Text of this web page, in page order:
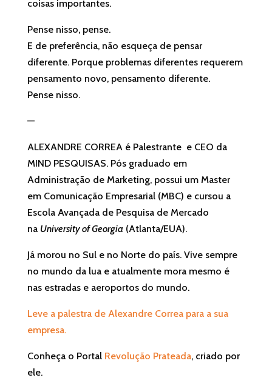
coisas importantes.
Pense nisso, pense.
E de preferência, não esqueça de pensar
diferente. Porque problemas diferentes requerem
pensamento novo, pensamento diferente.
Pense nisso.
—
ALEXANDRE CORREA é Palestrante e CEO da
MIND PESQUISAS. Pós graduado em
Administração de Marketing, possui um Master
em Comunicação Empresarial (MBC) e cursou a
Escola Avançada de Pesquisa de Mercado
na University of Georgia (Atlanta/EUA).
Já morou no Sul e no Norte do país. Vive sempre
no mundo da lua e atualmente mora mesmo é
nas estradas e aeroportos do mundo.
Leve a palestra de Alexandre Correa para a sua
empresa.
Conheça o Portal Revolução Prateada, criado por
ele.